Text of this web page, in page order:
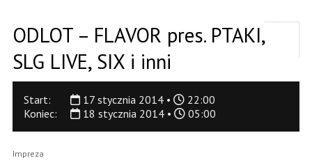
ODLOT – FLAVOR pres. PTAKI,
SLG LIVE, SIX i inni
Start: 17 stycznia 2014 •
22:00
Koniec:
18 stycznia 2014 • 05:00
Impreza